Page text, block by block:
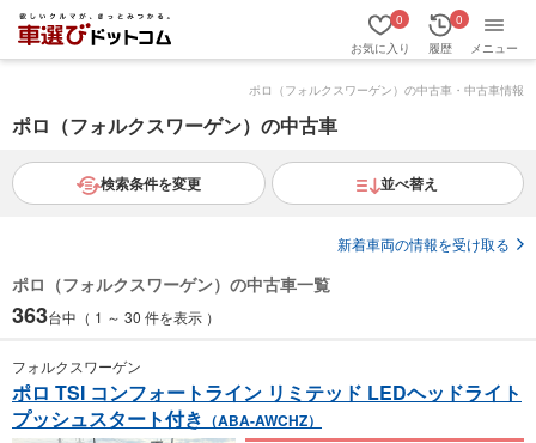
お気に入り
0
履歴
0
メニュー
ポロ（フォルクスワーゲン）の中古車・中古車情報
ポロ（フォルクスワーゲン）の中古車
検索条件を変更 並べ替え
新着車両の情報を受け取る
ポロ（フォルクスワーゲン）の中古車一覧
363台中（ 1 ～ 30 件を表示 ）
フォルクスワーゲン
ポロ TSI コンフォートライン リミテッド LEDヘッドライト
プッシュスタート付き （ABA-AWCHZ）